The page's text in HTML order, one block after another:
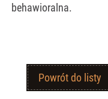
behawioralna.
Powrót do listy